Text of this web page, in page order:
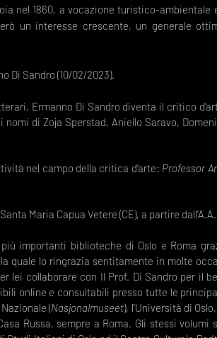
nel 1860, a vocazione turistico-ambientale
un interesse crescente, un generale
Di Sandro (10/02/2023).
Ermanno Di Sandro diventa il critico
di Zoja Sperstad, Aniello Saravo,
nel campo della critica d’arte: Professor
Maria Capua Vetere (CE), a partire
importanti biblioteche di Oslo e Roma
quale lo ringrazia sentitamente in molte
lei collaborare con Il Prof. Di Sandro per il
online e consultabili presso tutte le
(Nasjonalmuseet), l’Università di
Russa, sempre a Roma. Gli stessi volumi